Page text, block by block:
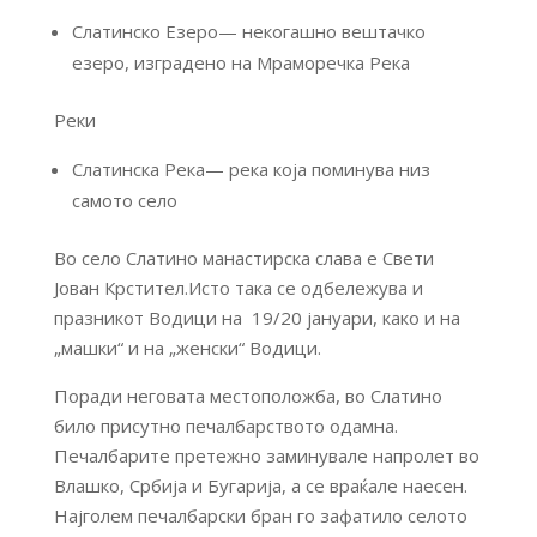
Слатинско Езеро— некогашно вештачко
езеро, изградено на Мраморечка Река
Реки
Слатинска Река— река која поминува низ
самото село
Во село Слатино манастирска слава е Свети
Јован Крстител.Исто така се одбележува и
празникот Водици на 19/20 јануари, како и на
„машки“ и на „женски“ Водици.
Поради неговата местоположба, во Слатино
било присутно печалбарството одамна.
Печалбарите претежно заминувале напролет во
Влашко, Србија и Бугарија, а се враќале наесен.
Најголем печалбарски бран го зафатило селото